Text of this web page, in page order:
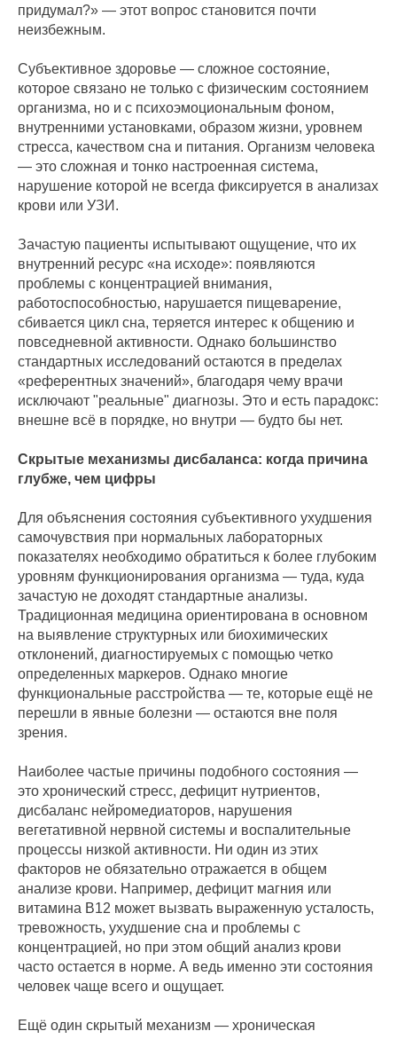
придумал?» — этот вопрос становится почти
неизбежным.
Субъективное здоровье — сложное состояние,
которое связано не только с физическим состоянием
организма, но и с психоэмоциональным фоном,
внутренними установками, образом жизни, уровнем
стресса, качеством сна и питания. Организм человека
— это сложная и тонко настроенная система,
нарушение которой не всегда фиксируется в анализах
крови или УЗИ.
Зачастую пациенты испытывают ощущение, что их
внутренний ресурс «на исходе»: появляются
проблемы с концентрацией внимания,
работоспособностью, нарушается пищеварение,
сбивается цикл сна, теряется интерес к общению и
повседневной активности. Однако большинство
стандартных исследований остаются в пределах
«референтных значений», благодаря чему врачи
исключают "реальные" диагнозы. Это и есть парадокс:
внешне всё в порядке, но внутри — будто бы нет.
Скрытые механизмы дисбаланса: когда причина
глубже, чем цифры
Для объяснения состояния субъективного ухудшения
самочувствия при нормальных лабораторных
показателях необходимо обратиться к более глубоким
уровням функционирования организма — туда, куда
зачастую не доходят стандартные анализы.
Традиционная медицина ориентирована в основном
на выявление структурных или биохимических
отклонений, диагностируемых с помощью четко
определенных маркеров. Однако многие
функциональные расстройства — те, которые ещё не
перешли в явные болезни — остаются вне поля
зрения.
Наиболее частые причины подобного состояния —
это хронический стресс, дефицит нутриентов,
дисбаланс нейромедиаторов, нарушения
вегетативной нервной системы и воспалительные
процессы низкой активности. Ни один из этих
факторов не обязательно отражается в общем
анализе крови. Например, дефицит магния или
витамина B12 может вызвать выраженную усталость,
тревожность, ухудшение сна и проблемы с
концентрацией, но при этом общий анализ крови
часто остается в норме. А ведь именно эти состояния
человек чаще всего и ощущает.
Ещё один скрытый механизм — хроническая